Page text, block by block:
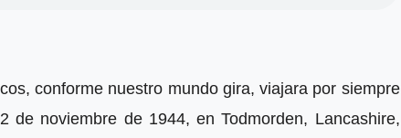
conforme nuestro mundo gira, viajara por siempre
noviembre de 1944, en Todmorden, Lancashire,